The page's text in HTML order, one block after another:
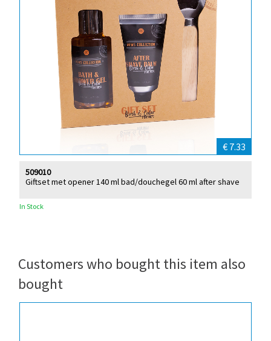
€ 7.33
Giftset met opener 140 ml bad/douchegel 60 ml after shave
509010
In Stock
Customers who bought this item also
bought